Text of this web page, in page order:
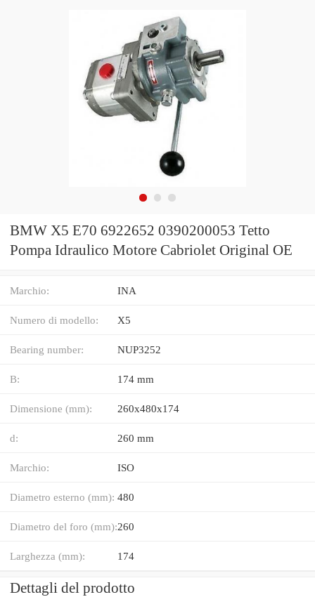
BMW X5 E70 6922652 0390200053 Tetto
Pompa Idraulico Motore Cabriolet Original OE
Marchio: INA
Numero di modello: X5
Bearing number: NUP3252
B: 174 mm
Dimensione (mm): 260x480x174
d: 260 mm
Marchio: ISO
Diametro esterno (mm): 480
Diametro del foro (mm):260
Larghezza (mm): 174
Dettagli del prodotto